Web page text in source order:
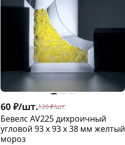
60 ₽/шт.120 ₽/шт.
Бевелс AV225 дихроичный
угловой 93 х 93 х 38 мм желтый
мороз